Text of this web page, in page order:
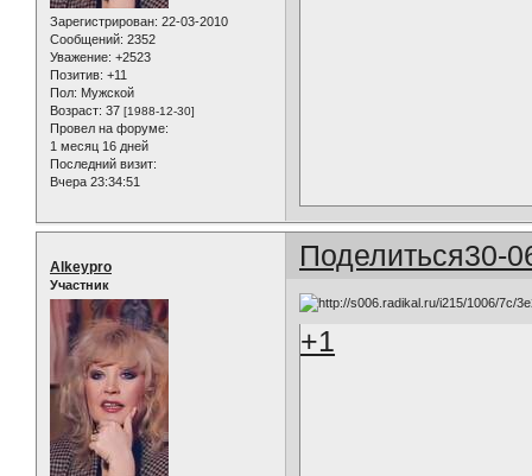
Зарегистрирован: 22-03-2010
Сообщений: 2352
Уважение: +2523
Позитив: +11
Пол: Мужской
Возраст: 37 [1988-12-30]
Провел на форуме:
1 месяц 16 дней
Последний визит:
Вчера 23:34:51
Поделиться30-
Alkeypro
Участник
+1